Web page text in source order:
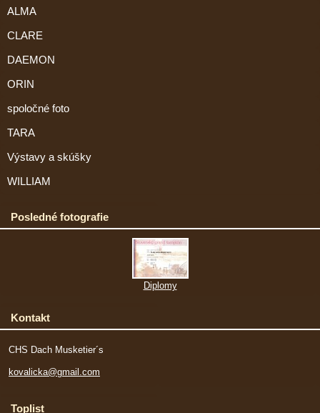
ALMA
CLARE
DAEMON
ORIN
spoločné foto
TARA
Výstavy a skúšky
WILLIAM
Posledné fotografie
Diplomy
Kontakt
CHS Dach Musketier´s
kovalicka@gmail.com
Toplist